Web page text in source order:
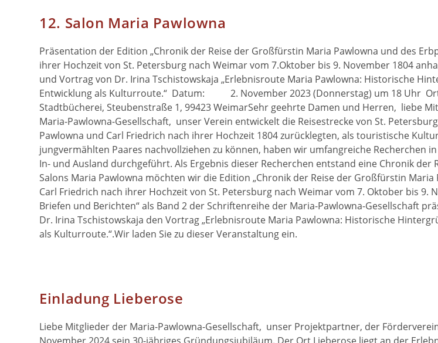
12. Salon Maria Pawlowna
Präsentation der Edition „Chronik der Reise der Großfürstin Maria Pawlowna und des
ihrer Hochzeit von St. Petersburg nach Weimar vom 7.Oktober bis 9. November 1804
und Vortrag von Dr. Irina Tschistowskaja „Erlebnisroute Maria Pawlowna: Historische
Entwicklung als Kulturroute.“ Datum: 2. November 2023 (Donnerstag) um 18
Stadtbücherei, Steubenstraße 1, 99423 WeimarSehr geehrte Damen und Herren, liebe
Maria-Pawlowna-Gesellschaft, unser Verein entwickelt die Reisestrecke von St.
Pawlowna und Carl Friedrich nach ihrer Hochzeit 1804 zurücklegten, als touristische
jungvermählten Paares nachvollziehen zu können, haben wir umfangreiche Recherchen
In- und Ausland durchgeführt. Als Ergebnis dieser Recherchen entstand eine Chronik der
Salons Maria Pawlowna möchten wir die Edition „Chronik der Reise der Großfürstin
Carl Friedrich nach ihrer Hochzeit von St. Petersburg nach Weimar vom 7. Oktober bis 9.
Briefen und Berichten“ als Band 2 der Schriftenreihe der Maria-Pawlowna-Gesellschaft
Dr. Irina Tschistowskaja den Vortrag „Erlebnisroute Maria Pawlowna: Historische
als Kulturroute.“.Wir laden Sie zu dieser Veranstaltung ein.
Einladung Lieberose
Liebe Mitglieder der Maria-Pawlowna-Gesellschaft, unser Projektpartner, der